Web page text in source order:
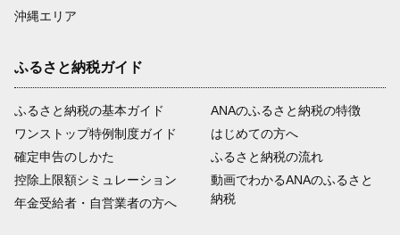
沖縄エリア
ふるさと納税ガイド
ふるさと納税の基本ガイド
ワンストップ特例制度ガイド
確定申告のしかた
控除上限額シミュレーション
年金受給者・自営業者の方へ
ANAのふるさと納税の特徴
はじめての方へ
ふるさと納税の流れ
動画でわかるANAのふるさと
納税